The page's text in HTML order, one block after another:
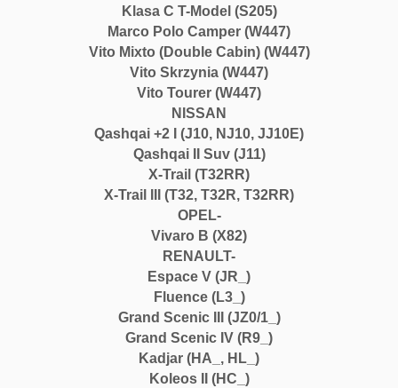
Klasa C T-Model (S205)
Marco Polo Camper (W447)
Vito Mixto (Double Cabin) (W447)
Vito Skrzynia (W447)
Vito Tourer (W447)
NISSAN
Qashqai +2 I (J10, NJ10, JJ10E)
Qashqai II Suv (J11)
X-Trail (T32RR)
X-Trail III (T32, T32R, T32RR)
OPEL-
Vivaro B (X82)
RENAULT-
Espace V (JR_)
Fluence (L3_)
Grand Scenic III (JZ0/1_)
Grand Scenic IV (R9_)
Kadjar (HA_, HL_)
Koleos II (HC_)